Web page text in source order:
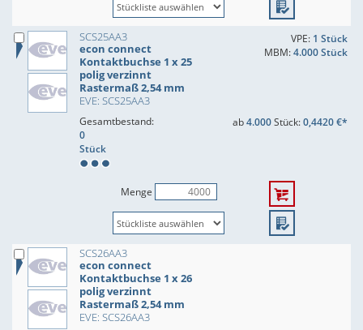
SCS25AA3
econ connect
Kontaktbuchse 1 x 25
polig verzinnt
Rastermaß 2,54 mm
EVE: SCS25AA3
VPE: 1 Stück
MBM:4.000 Stück
Gesamtbestand:
0
Stück
ab4.000Stück:0,4420 €*
Menge
SCS26AA3
econ connect
Kontaktbuchse 1 x 26
polig verzinnt
Rastermaß 2,54 mm
EVE: SCS26AA3